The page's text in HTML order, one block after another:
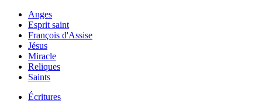
Anges
Esprit saint
François d'Assise
Jésus
Miracle
Reliques
Saints
Écritures